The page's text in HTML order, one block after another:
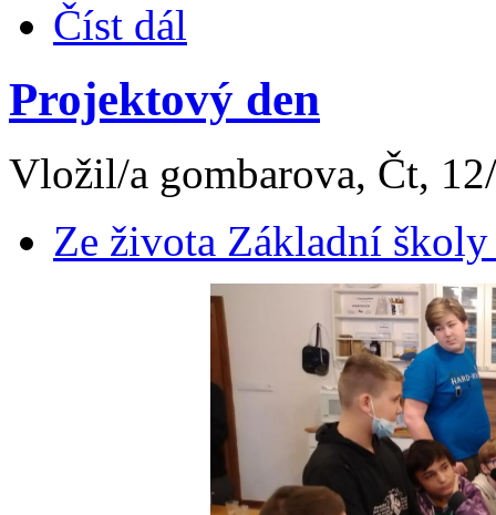
Číst dál
Projektový den
Vložil/a gombarova, Čt,
Ze života Základní